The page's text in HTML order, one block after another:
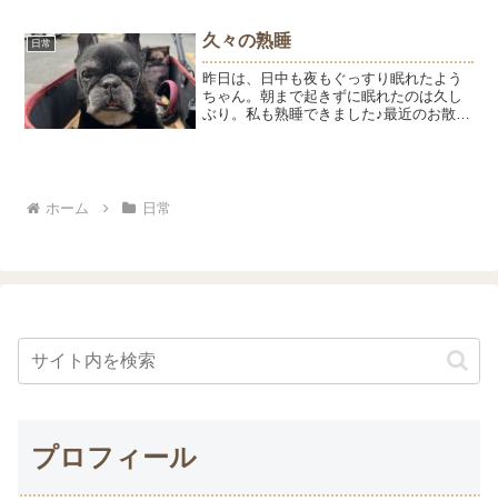
ので、いつもよりかかりました。でも...
日常 久々の熟睡
昨日は、日中も夜もぐっすり眠れたよう
ちゃん。朝まで起きずに眠れたのは久し
ぶり。私も熟睡できました♪最近のお散歩
ホーム
日常
プロフィール